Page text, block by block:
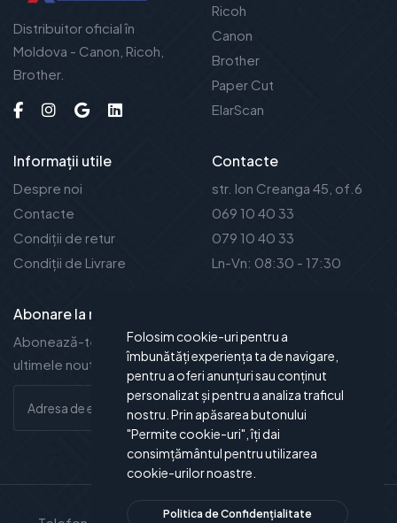
Distribuitor oficial în
Moldova - Canon, Ricoh,
Brother.
Ricoh
Canon
Brother
Paper Cut
ElarScan
Informații utile
Despre noi
Contacte
Condiții de retur
Condiții de Livrare
Contacte
str. Ion Creanga 45, of.6
069 10 40 33
079 10 40 33
Ln-Vn: 08:30 - 17:30
Abonare la noutăți
Abonează-te la newsletter-ul nostru și vei fi la curent cu
ultimele noutăți și oferte.
Folosim cookie-uri pentru a
îmbunătăți experiența ta de navigare,
pentru a oferi anunțuri sau conținut
personalizat și pentru a analiza traficul
nostru. Prin apăsarea butonului
"Permite cookie-uri", îți dai
consimțământul pentru utilizarea
cookie-urilor noastre.
Politica de Confidențialitate